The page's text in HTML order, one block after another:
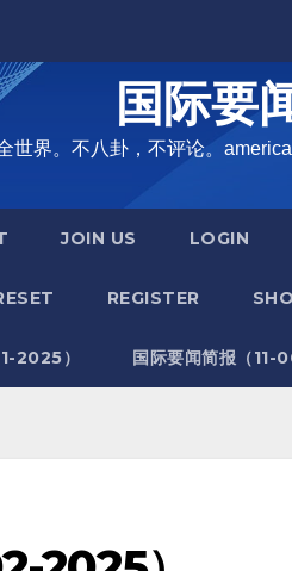
国际要
世界。不八卦，不评论。
JOIN US LOGIN
REGISTER
2025） 国际要闻简报（11-